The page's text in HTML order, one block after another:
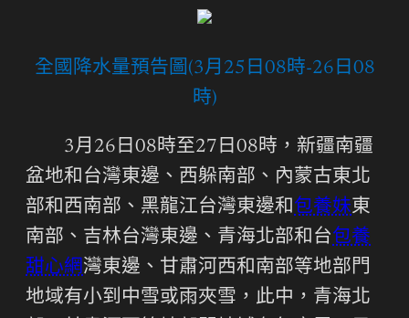
全國降水量預告圖(3月25日08時-26日08
時)
3月26日08時至27日08時，新疆南疆
盆地和台灣東邊、西躲南部、內蒙古東北
部和西南部、黑龍江台灣東邊和包養妹東
南部、吉林台灣東邊、青海北部和台包養
甜心網灣東邊、甘肅河西和南部等地部門
地域有小到中雪或雨夾雪，此中，青海北